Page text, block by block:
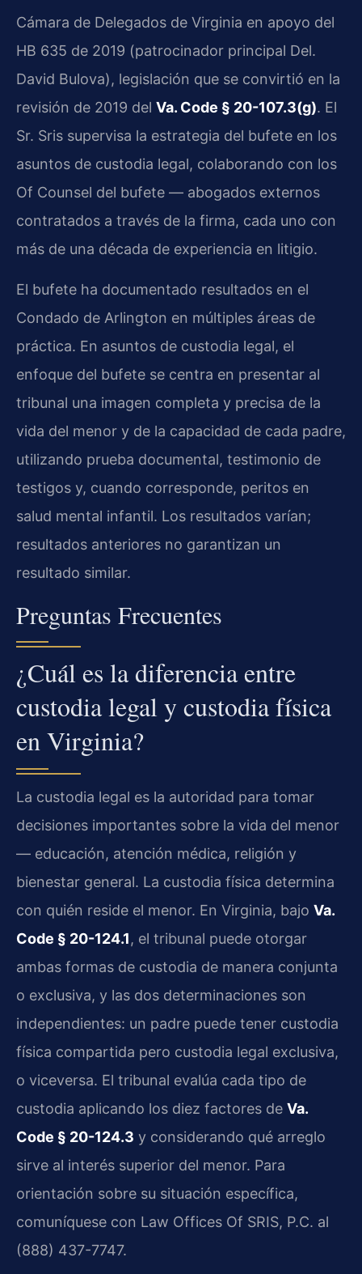
Cámara de Delegados de Virginia en apoyo del
HB 635 de 2019 (patrocinador principal Del.
David Bulova), legislación que se convirtió en la
revisión de 2019 del Va. Code § 20-107.3(g). El
Sr. Sris supervisa la estrategia del bufete en los
asuntos de custodia legal, colaborando con los
Of Counsel del bufete — abogados externos
contratados a través de la firma, cada uno con
más de una década de experiencia en litigio.
El bufete ha documentado resultados en el
Condado de Arlington en múltiples áreas de
práctica. En asuntos de custodia legal, el
enfoque del bufete se centra en presentar al
tribunal una imagen completa y precisa de la
vida del menor y de la capacidad de cada padre,
utilizando prueba documental, testimonio de
testigos y, cuando corresponde, peritos en
salud mental infantil. Los resultados varían;
resultados anteriores no garantizan un
resultado similar.
Preguntas Frecuentes
¿Cuál es la diferencia entre
custodia legal y custodia física
en Virginia?
La custodia legal es la autoridad para tomar
decisiones importantes sobre la vida del menor
— educación, atención médica, religión y
bienestar general. La custodia física determina
con quién reside el menor. En Virginia, bajo Va.
Code § 20-124.1, el tribunal puede otorgar
ambas formas de custodia de manera conjunta
o exclusiva, y las dos determinaciones son
independientes: un padre puede tener custodia
física compartida pero custodia legal exclusiva,
o viceversa. El tribunal evalúa cada tipo de
custodia aplicando los diez factores de Va.
Code § 20-124.3 y considerando qué arreglo
sirve al interés superior del menor. Para
orientación sobre su situación específica,
comuníquese con Law Offices Of SRIS, P.C. al
(888) 437-7747.